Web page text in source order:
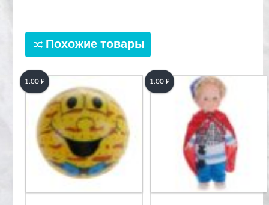
Похожие товары
1.00₽ 1.00 ₽